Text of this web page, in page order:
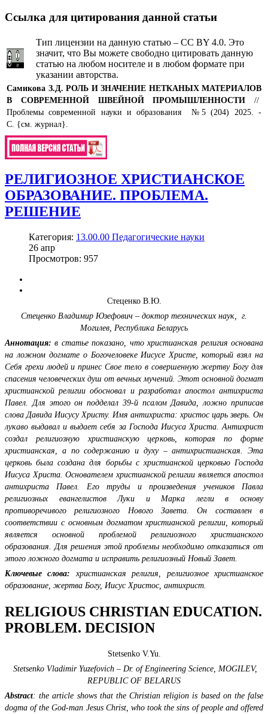
Ссылка для цитирования данной статьи
Тип лицензии на данную статью – CC BY 4.0. Это
значит, что Вы можете свободно цитировать данную
статью на любом носителе и в любом формате при
указании авторства.
Самикова З.Д. РОЛЬ И ЗНАЧЕНИЕ НЕТКАНЫХ МАТЕРИАЛОВ
В СОВРЕМЕННОЙ ШВЕЙНОЙ ПРОМЫШЛЕННОСТИ
//
Проблемы современной науки и образования №5 (204) 2025. -
С. {см. журнал}.
РЕЛИГИОЗНОЕ ХРИСТИАНСКОЕ
ОБРАЗОВАНИЕ. ПРОБЛЕМА.
РЕШЕНИЕ
Категория: 13.00.00 Педагогические науки
26 апр
Просмотров: 957
Стеценко В.Ю.
Стеценко Владимир Юзефович – доктор технических наук, г.
Могилев, Республика Беларусь
Аннотация:в статье показано, что христианская религия основана
на ложном догмате о Богочеловеке Иисусе Христе, который взял на
Себя грехи людей и принес Свое тело в совершенную жертву Богу для
спасения человеческих душ от вечных мучений. Этот основной догмат
христианской религии обосновал и разработал апостол антихриста
Павел. Для этого он подделал 39-й псалом Давида, ложно приписав
слова Давида Иисусу Христу. Имя антихриста: христос царь зверь. Он
лукаво выдавал и выдает себя за Господа Иисуса Христа. Антихрист
создал религиозную христианскую церковь, которая по форме
христианская, а по содержанию и духу – антихристианская. Эта
церковь была создана для борьбы с христианской церковью Господа
Иисуса Христа. Основателем христианской религии является апостол
антихриста Павел. Его труды и произведения учеников Павла
религиозных евангелистов Луки и Марка легли в основу
противоречивого религиозного Нового Завета. Он составлен в
соответствии с основным догматом христианской религии, который
является основной проблемой религиозного христианского
образования. Для решения этой проблемы необходимо отказаться от
этого ложного догмата и исправить религиозный Новый Завет.
Ключевые слова: христианская религия, религиозное христианское
образование, жертва Богу, Иисус Христос, антихрист.
RELIGIOUS CHRISTIAN EDUCATION.
PROBLEM. DECISION
Stetsenko V.Yu.
Stetsenko Vladimir Yuzefovich – Dr. of Engineering Science, MOGILEV,
REPUBLIC OF BELARUS
Abstract: the article shows that the Christian religion is based on the false
dogma of the God-man Jesus Christ, who took the sins of people and offered